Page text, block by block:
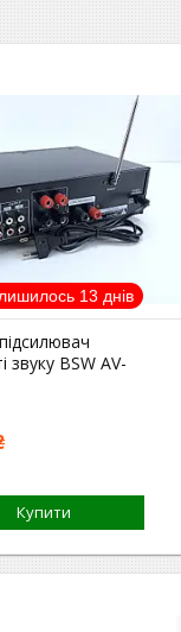
13 днів
звуку BSW AV-
Купити